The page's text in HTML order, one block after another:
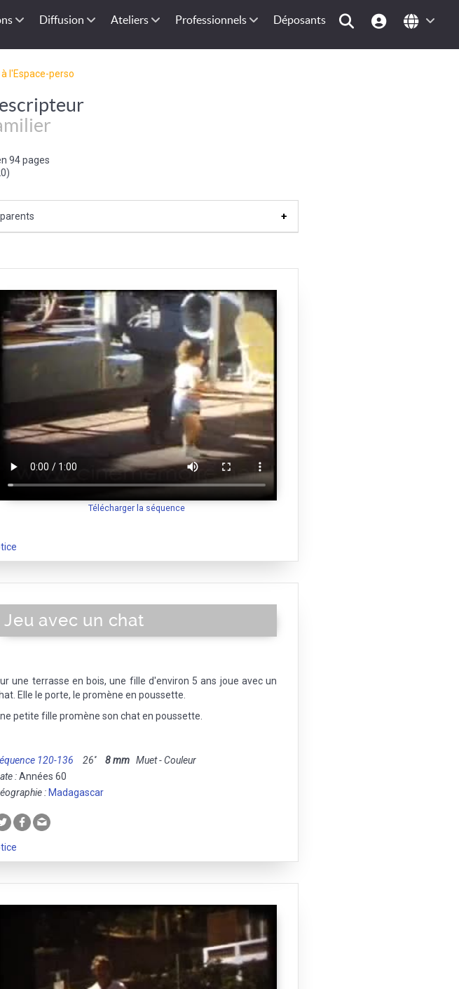
Diffusion Ateliers Professionnels Déposants
l'Espace-perso
94 pages
Télécharger la séquence
Jeu avec un chat
une terrasse en bois, une fille d'environ 5 ans joue avec un
Elle le porte, le promène en poussette.
petite fille promène son chat en poussette.
120-136 26'' 8 mm Muet - Couleur
:Années 60
: Madagascar